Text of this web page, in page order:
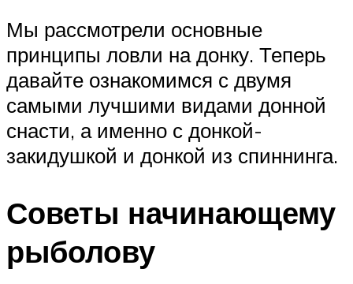
Мы рассмотрели основные
принципы ловли на донку. Теперь
давайте ознакомимся с двумя
самыми лучшими видами донной
снасти, а именно с донкой-
закидушкой и донкой из спиннинга.
Советы начинающему
рыболову